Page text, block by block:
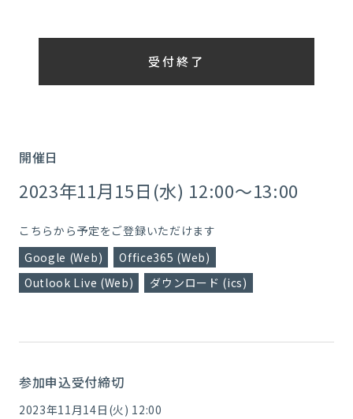
受付終了
開催日
2023年11月15日(水) 12:00～13:00
こちらから予定をご登録いただけます
Google (Web)
Office365 (Web)
Outlook Live (Web)
ダウンロード (ics)
参加申込受付締切
2023年11月14日(火) 12:00